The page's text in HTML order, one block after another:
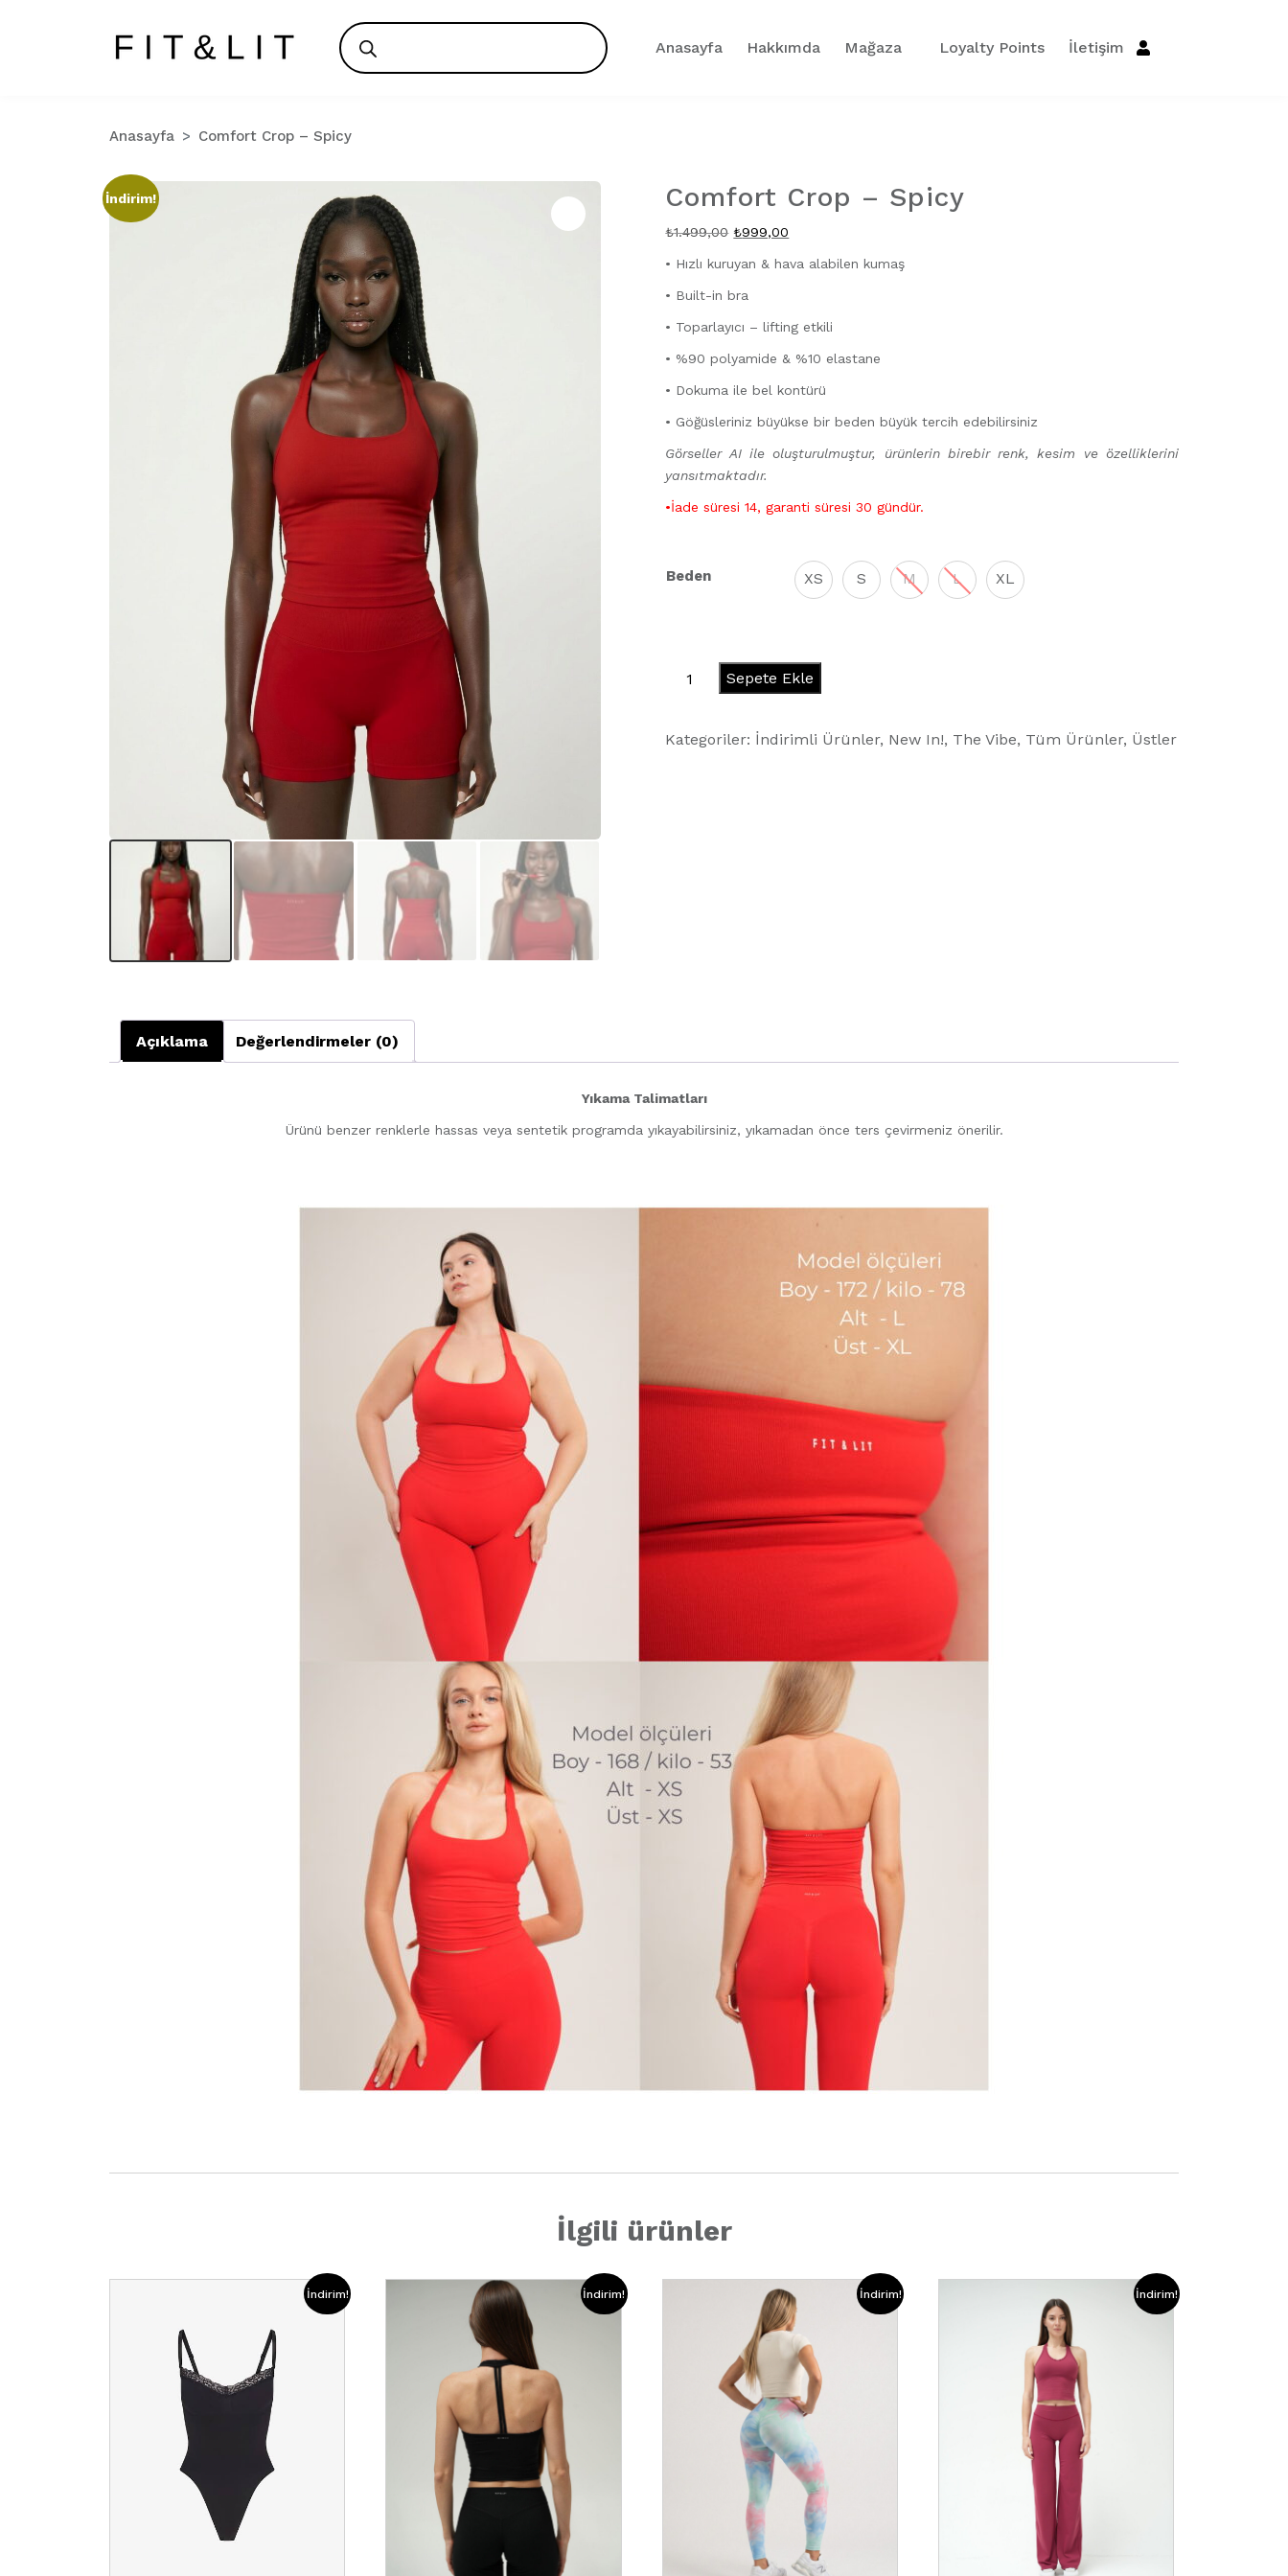
Products
search
Anasayfa Hakkımda Mağaza Loyalty Points İletişim
Anasayfa Comfort Crop – Spicy
İndirim!
Zoom
Comfort Crop – Spicy
₺1.499,00 Orijinal
₺1.499,00.
₺999,00
• Hızlı kuruyan & hava alabilen kumaş
• Built-in bra
• Toparlayıcı – lifting etkili
• %90 polyamide & %10 elastane
• Dokuma ile bel kontürü
• Göğüsleriniz büyükse bir beden büyük tercih edebilirsiniz
Görseller AI ile oluşturulmuştur, ürünlerin birebir renk, kesim ve özelliklerini
yansıtmaktadır.
•İade süresi 14, garanti süresi 30 gündür.
Beden XS S M L XL
Comfort
Spicy
Sepete Ekle
Kategoriler: İndirimli Ürünler, New In!, The Vibe, Tüm Ürünler, Üstler
Açıklama Değerlendirmeler (0)
Yıkama Talimatları
Ürünü benzer renklerle hassas veya sentetik programda yıkayabilirsiniz, yıkamadan önce ters çevirmeniz önerilir.
İlgili ürünler
İndirim! İndirim! İndirim! İndirim!